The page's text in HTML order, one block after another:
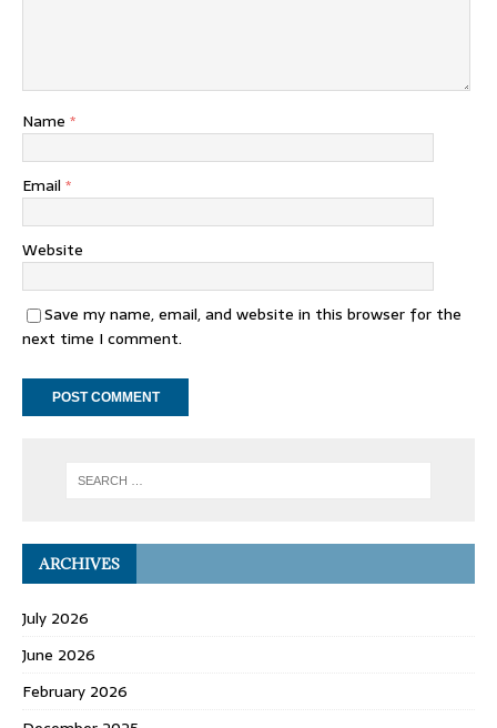
Name *
Email *
Website
Save my name, email, and website in this browser for the
next time I comment.
ARCHIVES
July 2026
June 2026
February 2026